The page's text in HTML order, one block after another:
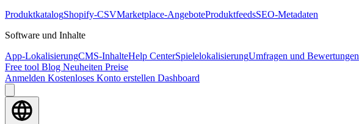
ProduktkatalogShopify-CSVMarketplace-AngeboteProduktfeedsSEO-Metadaten
Software und Inhalte
App-LokalisierungCMS-InhalteHelp CenterSpielelokalisierungUmfragen und Bewertungen
Free tool Blog Neuheiten Preise
Anmelden Kostenloses Konto erstellen Dashboard